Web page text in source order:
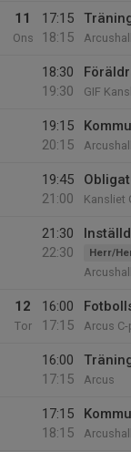
11
Ons
17:15
18:15
18:30
19:30
GIF
19:15
20:15
19:45
21:00
Kansliet
21:30
22:30
Herr/
12
Tor
16:00
17:15
Arcus
16:00
17:15
Arcus
17:15
18:15